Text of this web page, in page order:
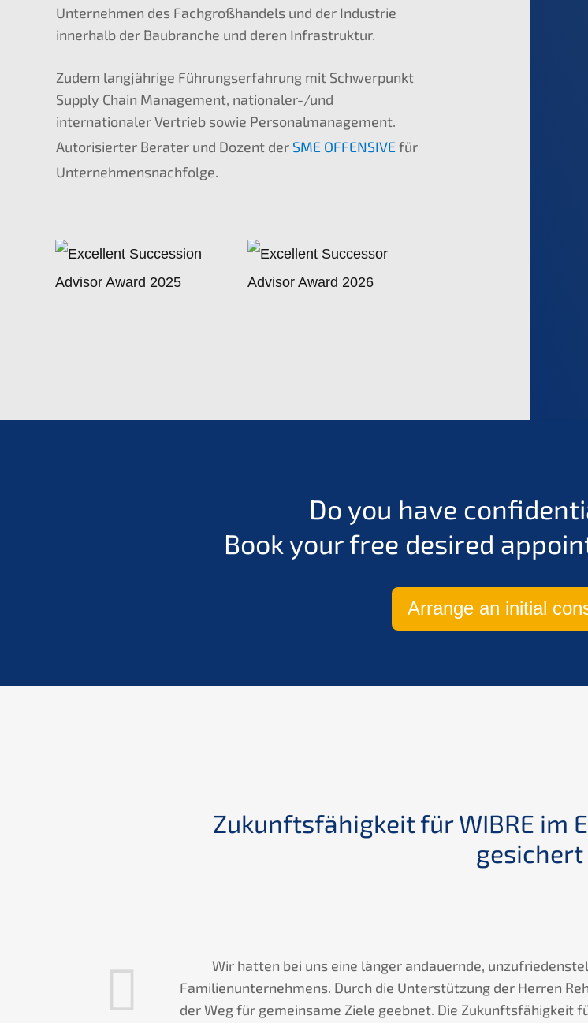
Unternehmen des Fachgroßhandels und der Industrie
innerhalb der Baubranche und deren Infrastruktur.
Zudem langjährige Führungserfahrung mit Schwerpunkt
Supply Chain Management, nationaler-/und
internationaler Vertrieb sowie Personalmanagement.
Autorisierter Berater und Dozent der SME OFFENSIVEfür
Unternehmensnachfolge.
Do you have
Book your free desired
Arrange an initial
Zukunftsfähigkeit für WIBRE im
gesichert
Wir hatten bei uns eine länger andauernde,
Familienunternehmens. Durch die Unterstützung der Herren
der Weg für gemeinsame Ziele geebnet. Die Zukunftsfähigkeit